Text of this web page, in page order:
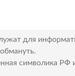
для
символика РФ